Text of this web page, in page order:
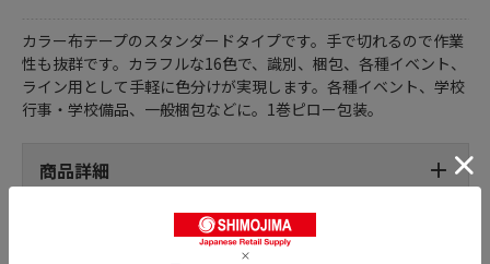
カラー布テープのスタンダードタイプです。手で切れるので作業
性も抜群です。カラフルな16色で、識別、梱包、各種イベント、
ライン用として手軽に色分けが実現します。各種イベント、学校
行事・学校備品、一般梱包などに。1巻ピロー包装。
商品詳細